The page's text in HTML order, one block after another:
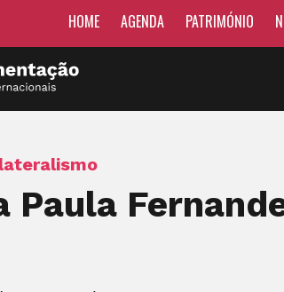
HOME AGENDA PATRIMÓNIO
Paula